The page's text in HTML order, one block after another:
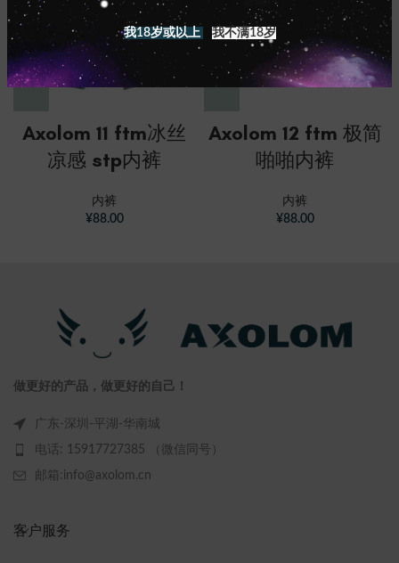
我18岁或以上 我不满18岁
Axolom 11 ftm冰丝
凉感 stp内裤
内裤
¥88.00
Axolom 12 ftm 极简
啪啪内裤
内裤
¥88.00
做更好的产品，做更好的自己！
广东-深圳-平湖-华南城
电话: 15917727385 （微信同号）
邮箱:info@axolom.cn
客户服务